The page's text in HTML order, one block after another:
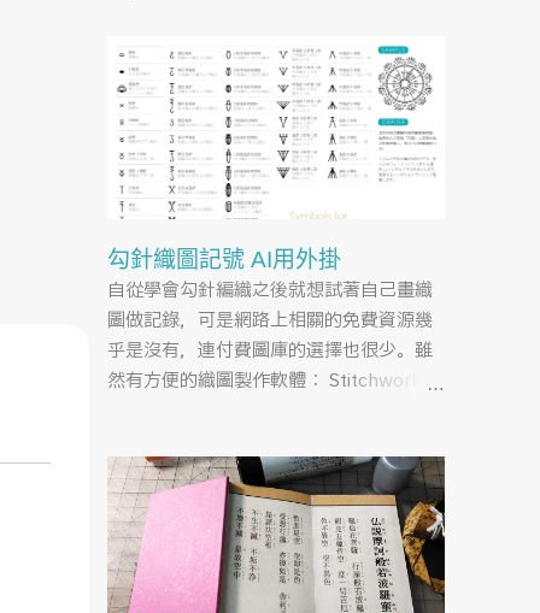
思路異
但目前
旦
勾針織圖記號 AI用外掛
自從學會勾針編織之後就想試著自己畫織
圖做記錄，可是網路上相關的免費資源幾
乎是沒有，連付費圖庫的選擇也很少。雖
然有方便的織圖製作軟體： Stitchworks
做一組Illustrator的圖示對我來說還比較
快。